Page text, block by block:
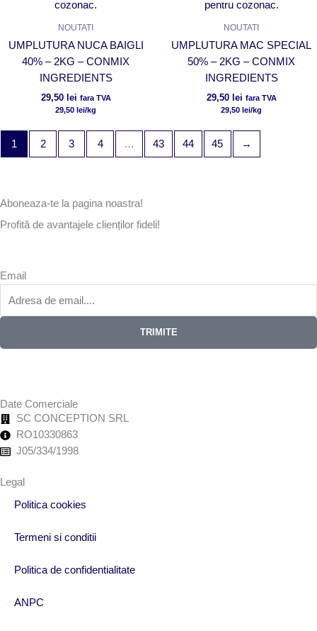
NOUTATI
UMPLUTURA NUCA BAIGLI
40% – 2KG – CONMIX
INGREDIENTS
29,50 lei fara TVA
29,50 lei/kg
NOUTATI
UMPLUTURA MAC SPECIAL
50% – 2KG – CONMIX
INGREDIENTS
29,50 lei fara TVA
29,50 lei/kg
1 2 3 4 … 43 44 45 →
Aboneaza-te la pagina noastra!
Profită de avantajele clienților fideli!
Email
TRIMITE
Date Comerciale
SC CONCEPTION SRL
RO10330863
J05/334/1998
Legal
Politica cookies
Termeni si conditii
Politica de confidentialitate
ANPC